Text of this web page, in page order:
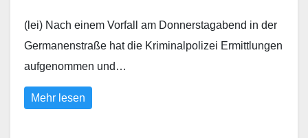
(lei) Nach einem Vorfall am Donnerstagabend in der
Germanenstraße hat die Kriminalpolizei Ermittlungen
aufgenommen und…
Mehr lesen